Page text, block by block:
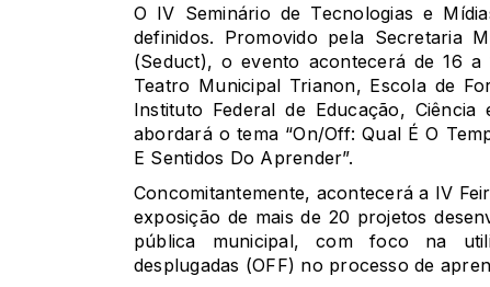
O IV Seminário de Tecnologias e
definidos. Promovido pela Secretaria
(Seduct), o evento acontecerá de 16
Teatro Municipal Trianon, Escola de
Instituto Federal de Educação,
abordará o tema “On/Off: Qual É O
E Sentidos Do Aprender”.
Concomitantemente, acontecerá a IV
exposição de mais de 20 projetos
pública municipal, com foco na
desplugadas (OFF) no processo de